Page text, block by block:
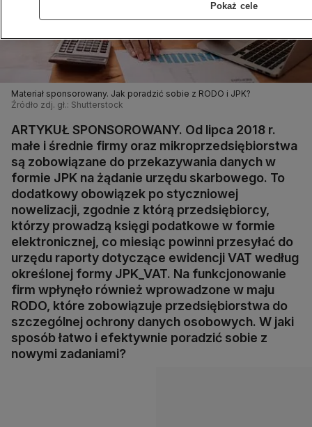
Materiał sponsorowany. Jak poradzić sobie z RODO i JPK?
Źródło zdj. gł.: Shutterstock
ARTYKUŁ SPONSOROWANY. Od lipca 2018 r.
małe i średnie firmy oraz mikroprzedsiębiorstwa
są zobowiązane do przekazywania danych w
formie JPK na żądanie urzędu skarbowego. To
dodatkowy obowiązek po styczniowej
nowelizacji, zgodnie z którą przedsiębiorcy,
którzy prowadzą księgi podatkowe w formie
elektronicznej, co miesiąc powinni przesyłać do
urzędu raporty dotyczące ewidencji VAT według
określonej formy JPK_VAT. Na funkcjonowanie
firm wpłynęło również wprowadzone w maju
RODO, które zobowiązuje przedsiębiorstwa do
szczególnej ochrony danych osobowych. W jaki
sposób łatwo i efektywnie poradzić sobie z
nowymi zadaniami?
Pokaż cele